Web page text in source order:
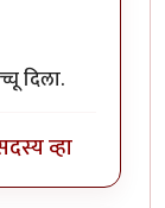
दिला.
व्हा